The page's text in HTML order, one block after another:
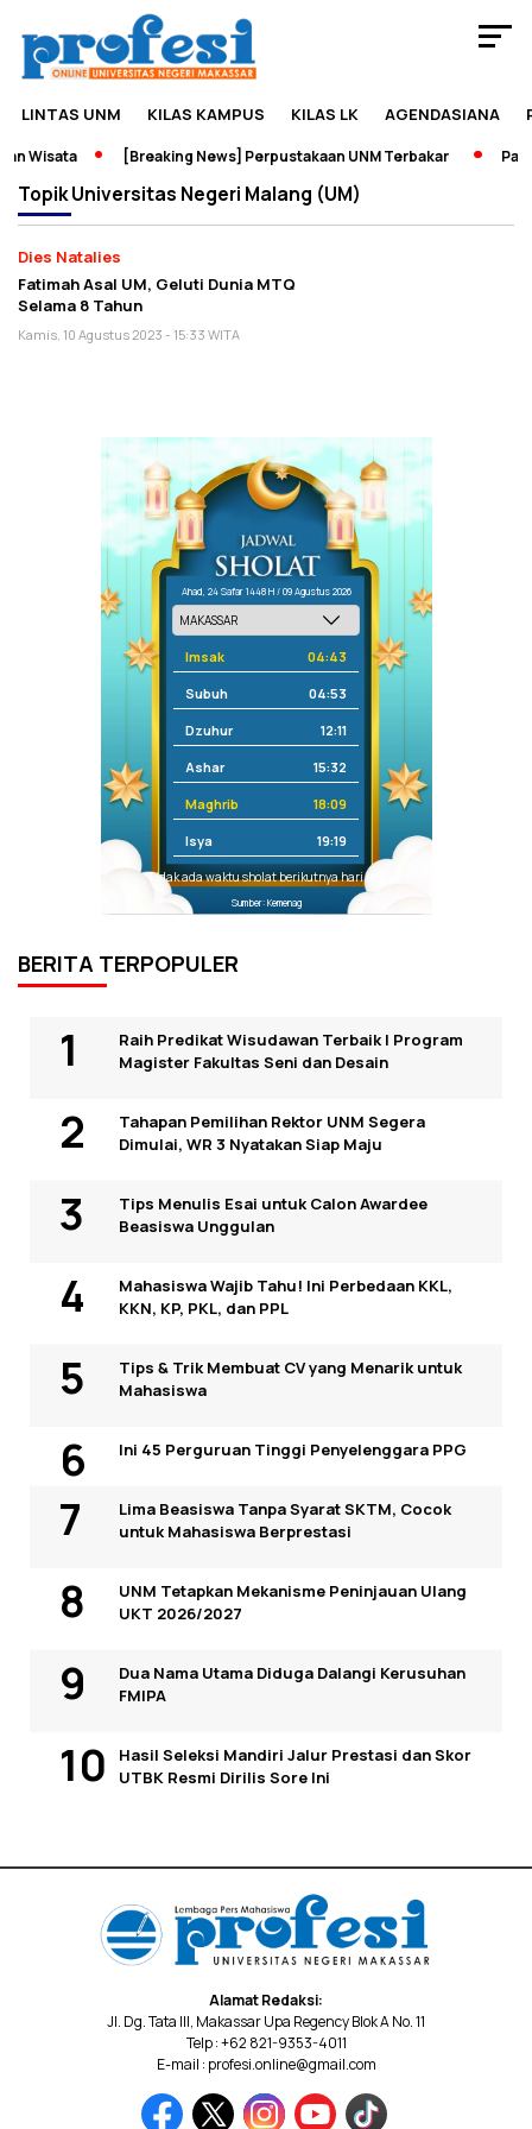
LINTAS UNM KILAS KAMPUS KILAS LK AGENDASIANA
Wisata [Breaking News] Perpustakaan UNM Terbakar
TopikUniversitas Negeri Malang (UM)
Dies Natalies
Fatimah Asal UM, Geluti Dunia MTQ
Selama 8 Tahun
Kamis, 10 Agustus 2023 - 15:33 WITA
Ahad, 24 Safar 1448 H / 09 Agustus 2026
Imsak 04:43
Subuh 04:53
Dzuhur 12:11
Ashar 15:32
Maghrib 18:09
Isya 19:19
Tidak ada waktu sholat berikutnya hari ini.
Sumber: Kemenag
BERITA TERPOPULER
Raih Predikat Wisudawan Terbaik I Program
Magister Fakultas Seni dan Desain
Tahapan Pemilihan Rektor UNM Segera
Dimulai, WR 3 Nyatakan Siap Maju
Tips Menulis Esai untuk Calon Awardee
Beasiswa Unggulan
Mahasiswa Wajib Tahu! Ini Perbedaan KKL,
KKN, KP, PKL, dan PPL
Tips & Trik Membuat CV yang Menarik untuk
Mahasiswa
Ini 45 Perguruan Tinggi Penyelenggara PPG
Lima Beasiswa Tanpa Syarat SKTM, Cocok
untuk Mahasiswa Berprestasi
UNM Tetapkan Mekanisme Peninjauan Ulang
UKT 2026/2027
Dua Nama Utama Diduga Dalangi Kerusuhan
FMIPA
Hasil Seleksi Mandiri Jalur Prestasi dan Skor
UTBK Resmi Dirilis Sore Ini
Alamat Redaksi:
Jl. Dg. Tata III, Makassar Upa Regency Blok A No. 11
Telp : +62 821-9353-4011
E-mail : profesi.online@gmail.com